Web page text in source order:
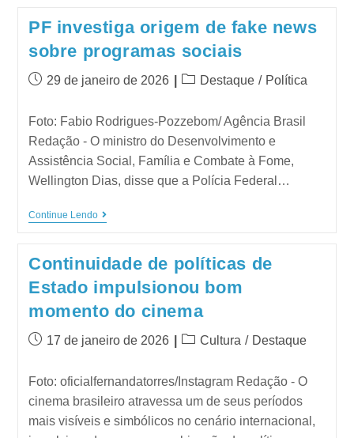
PF investiga origem de fake news
sobre programas sociais
29 de janeiro de 2026 Destaque / Política
Foto: Fabio Rodrigues-Pozzebom/ Agência Brasil
Redação - O ministro do Desenvolvimento e
Assistência Social, Família e Combate à Fome,
Wellington Dias, disse que a Polícia Federal…
Continue Lendo
Continuidade de políticas de
Estado impulsionou bom
momento do cinema
17 de janeiro de 2026 Cultura / Destaque
Foto: oficialfernandatorres/Instagram Redação - O
cinema brasileiro atravessa um de seus períodos
mais visíveis e simbólicos no cenário internacional,